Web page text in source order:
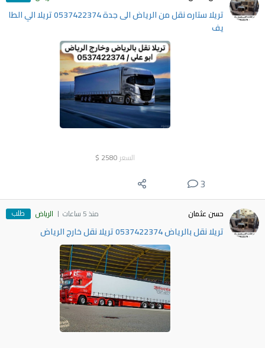
تريلا ستاره نقل من الرياض الى جدة 0537422374 تريلا الي الطا
يف
السعر 2580
$
3
حسن عثمان منذ 5 ساعات الرياض طلب
تريلا نقل بالرياض 0537422374 تريلا نقل خارج الرياض